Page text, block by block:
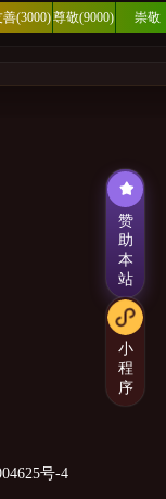
善(3000)尊敬(9000)
崇敬
号-4
赞
助
本
站
小
程
序